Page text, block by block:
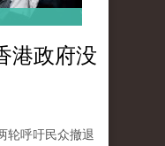
港政府没
轮呼吁民众撤退